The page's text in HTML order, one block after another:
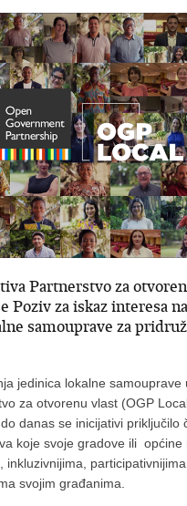
Partnerstvo za
Poziv za iskaz interesa
samouprave za
jedinica lokalne samouprave
za otvorenu vlast (OGP
danas se inicijativi priključilo
koje svoje gradove ili općine
inkluzivnijima,
svojim građanima.